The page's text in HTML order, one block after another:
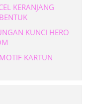
KERANJANG
KUNCI HERO
KARTUN